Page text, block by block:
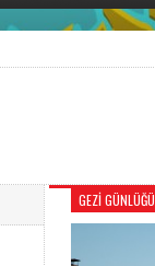
BEN KIMIM
GEZI LISTESI
TÜRKIYEGEZI GÜNLÜĞÜ